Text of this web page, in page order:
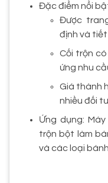
Đặc điểm nổi
Được
định và tiết
Cối trộn
ứng nhu
Giá thành
nhiều đối
Ứng dụng:
trộn bột làm
và các loại